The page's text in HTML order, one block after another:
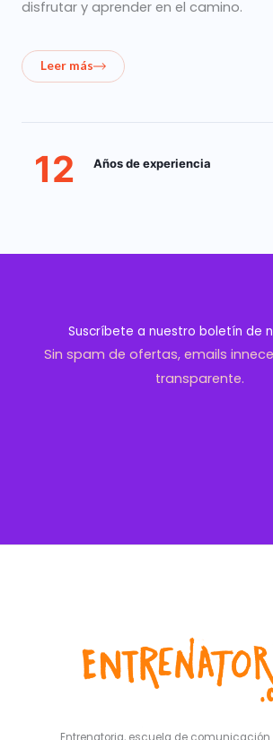
disfrutar y aprender en el camino.
Leer más
12 Años de experiencia
Suscríbete a nuestro boletín de
Sin spam de ofertas, emails
transparente.